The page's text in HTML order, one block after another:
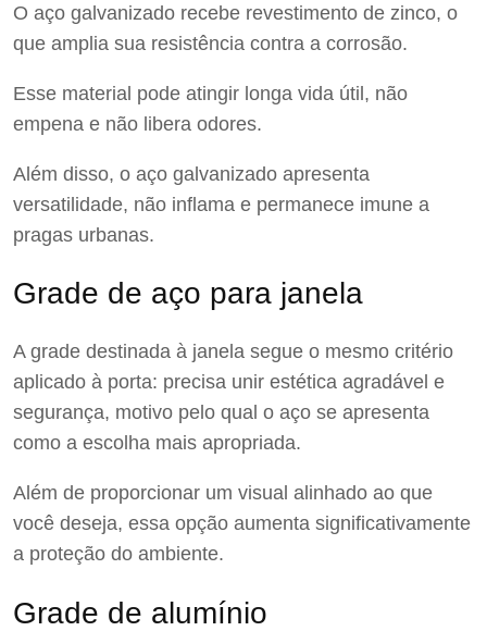
O aço galvanizado recebe revestimento de zinco, o
que amplia sua resistência contra a corrosão.
Esse material pode atingir longa vida útil, não
empena e não libera odores.
Além disso, o aço galvanizado apresenta
versatilidade, não inflama e permanece imune a
pragas urbanas.
Grade de aço para janela
A grade destinada à janela segue o mesmo critério
aplicado à porta: precisa unir estética agradável e
segurança, motivo pelo qual o aço se apresenta
como a escolha mais apropriada.
Além de proporcionar um visual alinhado ao que
você deseja, essa opção aumenta significativamente
a proteção do ambiente.
Grade de alumínio